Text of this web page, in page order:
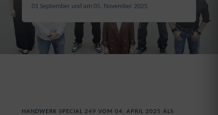
01 September und am 05. November 2025
HANDWERK SPECIAL 249 VOM 04. APRIL 2025 ALS